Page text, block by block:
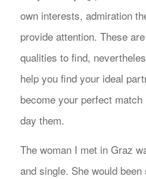
own interests, admiration
provide attention. These
qualities to find,
help you find your ideal
become your perfect
day them.
The woman I met in Graz
and single. She would